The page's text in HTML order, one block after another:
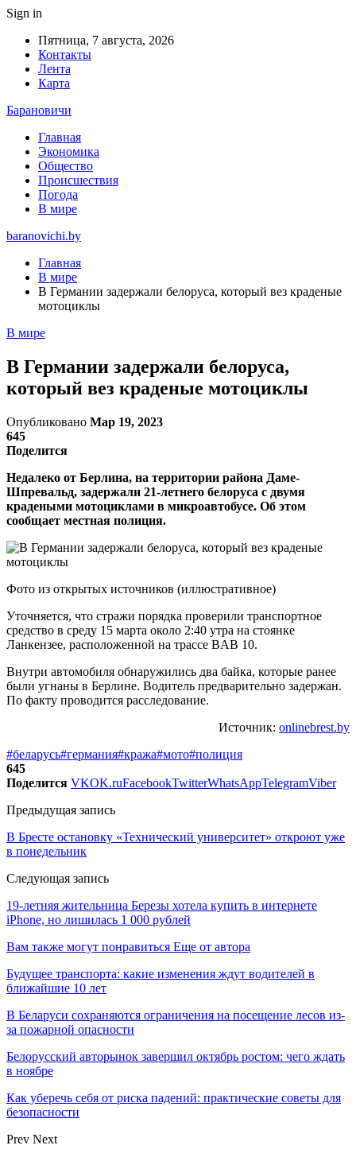
Sign in
Пятница, 7 августа, 2026
Контакты
Лента
Карта
Барановичи
Главная
Экономика
Общество
Происшествия
Погода
В мире
baranovichi.by
Главная
В мире
В Германии задержали белоруса, который вез краденые
мотоциклы
В мире
В Германии задержали белоруса,
который вез краденые мотоциклы
Опубликовано Мар 19, 2023
645
Поделится
Недалеко от Берлина, на территории района Даме-
Шпревальд, задержали 21-летнего белоруса с двумя
крадеными мотоциклами в микроавтобусе. Об этом
сообщает местная полиция.
Фото из открытых источников (иллюстративное)
Уточняется, что стражи порядка проверили транспортное
средство в среду 15 марта около 2:40 утра на стоянке
Ланкензее, расположенной на трассе BAB 10.
Внутри автомобиля обнаружились два байка, которые ранее
были угнаны в Берлине. Водитель предварительно задержан.
По факту проводится расследование.
Источник: onlinebrest.by
#беларусь#германия#кража#мото#полиция
645
Поделится VKOK.ruFacebookTwitterWhatsAppTelegramViber
Предыдущая запись
В Бресте остановку «Технический университет» откроют уже
в понедельник
Следующая запись
19-летняя жительница Березы хотела купить в интернете
iPhone, но лишилась 1 000 рублей
Вам также могут понравиться Еще от автора
Будущее транспорта: какие изменения ждут водителей в
ближайшие 10 лет
В Беларуси сохраняются ограничения на посещение лесов из-
за пожарной опасности
Белорусский авторынок завершил октябрь ростом: чего ждать
в ноябре
Как уберечь себя от риска падений: практические советы для
безопасности
Prev Next